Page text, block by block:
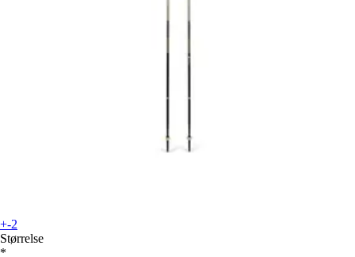
+-2
Størrelse
*